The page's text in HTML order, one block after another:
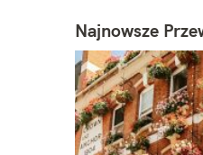
Najnowsze